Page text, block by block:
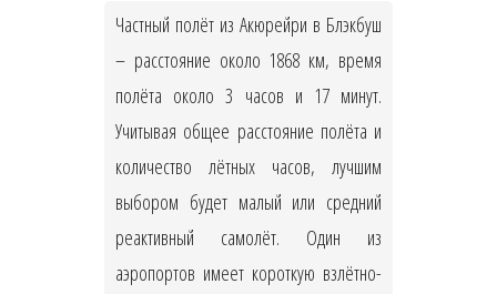
Частный полёт из Акюрейри в Блэкбуш
– расстояние около 1868 км, время
полёта около 3 часов и 17 минут.
Учитывая общее расстояние полёта и
количество лётных часов, лучшим
выбором будет малый или средний
реактивный самолёт. Один из
аэропортов имеет короткую взлётно-